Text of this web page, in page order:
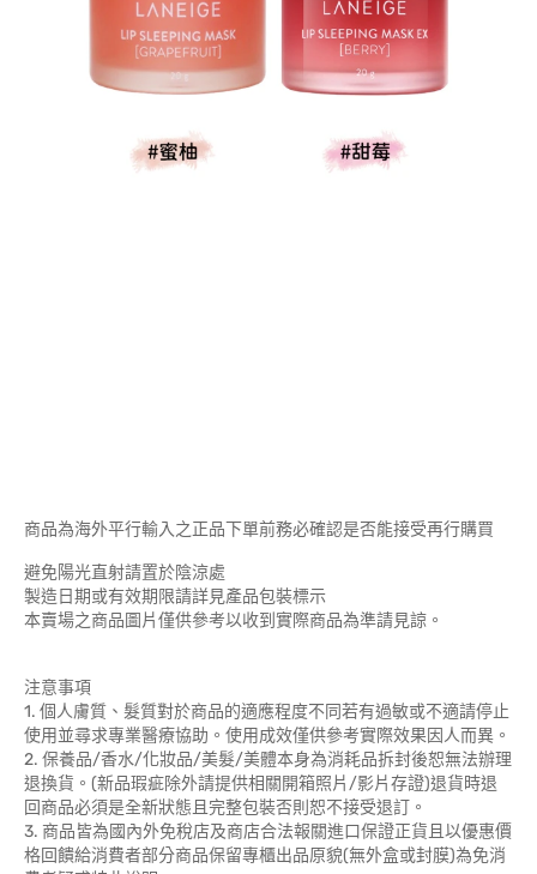
商品為海外平行輸入之正品下單前務必確認是否能接受再行購買
避免陽光直射請置於陰涼處
製造日期或有效期限請詳見產品包裝標示
本賣場之商品圖片僅供參考以收到實際商品為準請見諒。
注意事項
1. 個人膚質、髮質對於商品的適應程度不同若有過敏或不適請停止
使用並尋求專業醫療協助。使用成效僅供參考實際效果因人而異。
2. 保養品/香水/化妝品/美髮/美體本身為消耗品拆封後恕無法辦理
退換貨。(新品瑕疵除外請提供相關開箱照片/影片存證)退貨時退
回商品必須是全新狀態且完整包裝否則恕不接受退訂。
3. 商品皆為國內外免稅店及商店合法報關進口保證正貨且以優惠價
格回饋給消費者部分商品保留專櫃出品原貌(無外盒或封膜)為免消